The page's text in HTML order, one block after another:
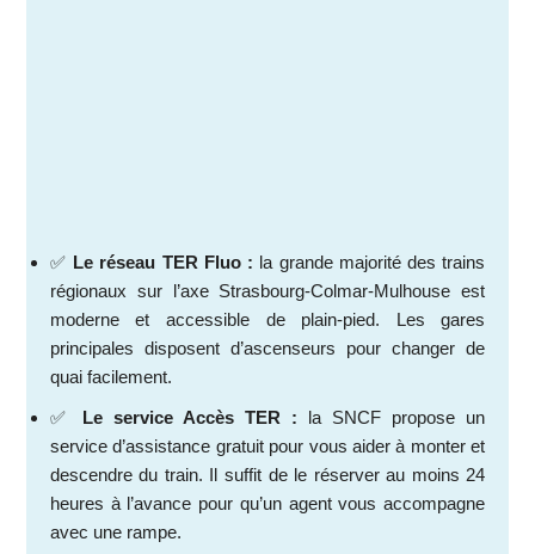
✅ Le réseau TER Fluo : la grande majorité des trains
régionaux sur l’axe Strasbourg-Colmar-Mulhouse est
moderne et accessible de plain-pied. Les gares
principales disposent d’ascenseurs pour changer de
quai facilement.
✅ Le service Accès TER : la SNCF propose un
service d’assistance gratuit pour vous aider à monter et
descendre du train. Il suffit de le réserver au moins 24
heures à l’avance pour qu’un agent vous accompagne
avec une rampe.